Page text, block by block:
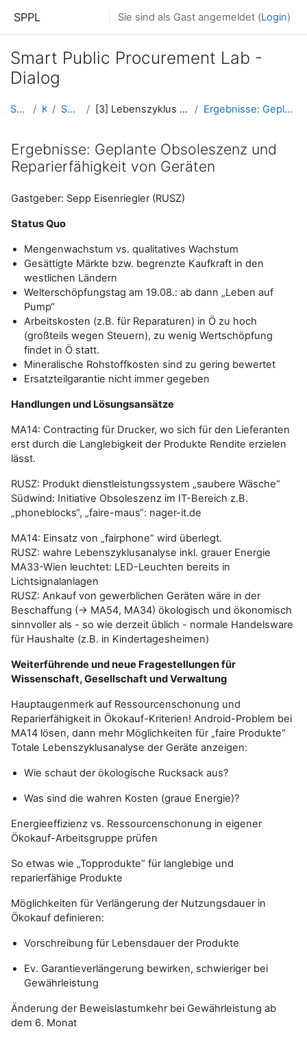
SPPL Sie sind als Gast angemeldet (Login)
Smart Public Procurement Lab -
Dialog
Startseite Kurse SPPL Platform [3] Lebenszyklus und Nutzungsdauer von Produkten ... Ergebnisse: Geplante Obsoleszenz und Reparierfähig...
Ergebnisse: Geplante Obsoleszenz und
Reparierfähigkeit von Geräten
Gastgeber: Sepp Eisenriegler (RUSZ)
Status Quo
Mengenwachstum vs. qualitatives Wachstum
Gesättigte Märkte bzw. begrenzte Kaufkraft in den
westlichen Ländern
Welterschöpfungstag am 19.08.: ab dann „Leben auf
Pump“
Arbeitskosten (z.B. für Reparaturen) in Ö zu hoch
(großteils wegen Steuern), zu wenig Wertschöpfung
findet in Ö statt.
Mineralische Rohstoffkosten sind zu gering bewertet
Ersatzteilgarantie nicht immer gegeben
Handlungen und Lösungsansätze
MA14: Contracting für Drucker, wo sich für den Lieferanten
erst durch die Langlebigkeit der Produkte Rendite erzielen
lässt.
RUSZ: Produkt dienstleistungssystem „saubere Wäsche“
Südwind: Initiative Obsoleszenz im IT-Bereich z.B.
„phoneblocks“, „faire-maus“: nager-it.de
MA14: Einsatz von „fairphone“ wird überlegt.
RUSZ: wahre Lebenszyklusanalyse inkl. grauer Energie
MA33-Wien leuchtet: LED-Leuchten bereits in
Lichtsignalanlagen
RUSZ: Ankauf von gewerblichen Geräten wäre in der
Beschaffung (-> MA54, MA34) ökologisch und ökonomisch
sinnvoller als - so wie derzeit üblich - normale Handelsware
für Haushalte (z.B. in Kindertagesheimen)
Weiterführende und neue Fragestellungen für
Wissenschaft, Gesellschaft und Verwaltung
Hauptaugenmerk auf Ressourcenschonung und
Reparierfähigkeit in Ökokauf-Kriterien! Android-Problem bei
MA14 lösen, dann mehr Möglichkeiten für „faire Produkte“
Totale Lebenszyklusanalyse der Geräte anzeigen:
Wie schaut der ökologische Rucksack aus?
Was sind die wahren Kosten (graue Energie)?
Energieeffizienz vs. Ressourcenschonung in eigener
Ökokauf-Arbeitsgruppe prüfen
So etwas wie „Topprodukte“ für langlebige und
reparierfähige Produkte
Möglichkeiten für Verlängerung der Nutzungsdauer in
Ökokauf definieren:
Vorschreibung für Lebensdauer der Produkte
Ev. Garantieverlängerung bewirken, schwieriger bei
Gewährleistung
Änderung der Beweislastumkehr bei Gewährleistung ab
dem 6. Monat